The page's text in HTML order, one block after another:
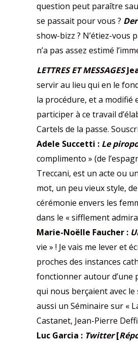
question peut paraître
se passait pour vous ?
show-bizz ? N’étiez-vous
n’a pas assez estimé
LETTRES ET MESSAGES
servir au lieu qui en le
la procédure, et a modifié
participer à ce travail
Cartels de la passe.
Adele Succetti : Le
complimento » (de
Treccani, est un acte ou
mot, un peu vieux style,
cérémonie envers les
dans le « sifflement
Marie-Noëlle Faucher :
vie » ! Je vais me lever et
proches des instances
fonctionner autour d’une
qui nous berçaient avec
aussi un Séminaire sur «
Castanet, Jean-Pierre
Luc Garcia : Twitter [